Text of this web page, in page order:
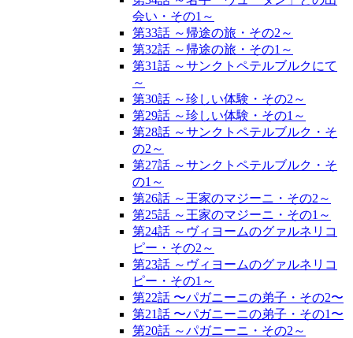
会い・その1～
第33話 ～帰途の旅・その2～
第32話 ～帰途の旅・その1～
第31話 ～サンクトペテルブルクにて
～
第30話 ～珍しい体験・その2～
第29話 ～珍しい体験・その1～
第28話 ～サンクトペテルブルク・そ
の2～
第27話 ～サンクトペテルブルク・そ
の1～
第26話 ～王家のマジーニ・その2～
第25話 ～王家のマジーニ・その1～
第24話 ～ヴィヨームのグァルネリコ
ピー・その2～
第23話 ～ヴィヨームのグァルネリコ
ピー・その1～
第22話 〜パガニーニの弟子・その2〜
第21話 〜パガニーニの弟子・その1〜
第20話 ～パガニーニ・その2～